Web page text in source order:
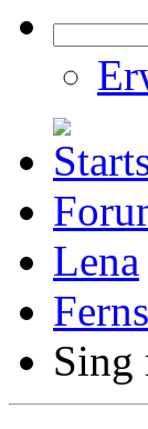
Lena
Sing